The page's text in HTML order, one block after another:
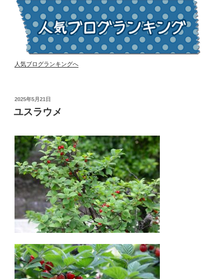
人気ブログランキングへ
投
日:
2025年5月21日
ユスラウメ